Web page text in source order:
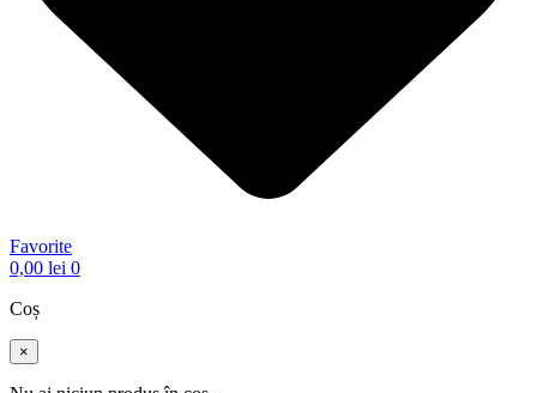
Favorite
0,00 lei 0
Coș
×